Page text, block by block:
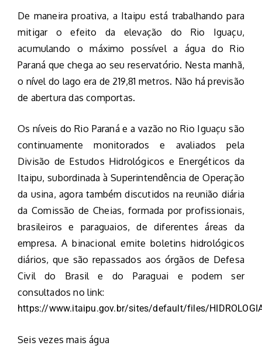
De maneira proativa, a Itaipu está trabalhando para
mitigar o efeito da elevação do Rio Iguaçu,
acumulando o máximo possível a água do Rio
Paraná que chega ao seu reservatório. Nesta manhã,
o nível do lago era de 219,81 metros. Não há previsão
de abertura das comportas.
Os níveis do Rio Paraná e a vazão no Rio Iguaçu são
continuamente monitorados e avaliados pela
Divisão de Estudos Hidrológicos e Energéticos da
Itaipu, subordinada à Superintendência de Operação
da usina, agora também discutidos na reunião diária
da Comissão de Cheias, formada por profissionais,
brasileiros e paraguaios, de diferentes áreas da
empresa. A binacional emite boletins hidrológicos
diários, que são repassados aos órgãos de Defesa
Civil do Brasil e do Paraguai e podem ser
consultados no link:
https://www.itaipu.gov.br/sites/default/files/
Seis vezes mais água